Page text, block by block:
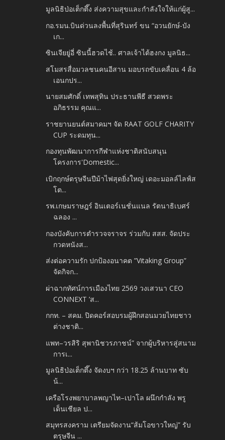
มูลนิธิป่อเต็กตึ๊ง ส่งความสุขและกำลังใจให้แก่ผู้สู...
กอ.รมน.บินด่วนลงพื้นที่สุรินทร์ ขน “อวนยักษ์-บัง
เก...
ซินเจียยู่อี่ ซินนี้ฮวดไช้.. ศาลเจ้าไต้ฮงกง มูลนิธ...
สโมสรสื่อมวลชนคนอีสาน มอบรถขับเคลื่อน 4 ล้อ
เอนกปร...
นายสมศักดิ์ เทพสุทิน ประธานพีธี สวดพระ
อภิธรรม คุณแ...
ราชยานยนต์สมาคมฯ จัด RAAT GOLF CHARITY
CUP ระดมทุน...
กองทุนพัฒนาการกีฬาแห่งชาติสนับสนุน
โครงการ'Domestic...
เบิกฤกษ์ตรุษจีนปีม้าไฟสุดยิ่งใหญ่ เดอะมอลล์ไลฟ์ส
โต...
รพ.เกษมราษฎร์ อินเตอร์เนชั่นแนล รัตนาธิเบศร์
ฉลอง ...
กองบังคับการตำรวจจราจร ร่วมกับ สสส. จัดประ
กวดหนังส...
ส่งต่อความรัก ปกป้องอนาคต ”Vitaking Group”
จัดกิจก...
ผ่าฉากทัศน์การเมืองไทย 2569 วงเสวนา CEO
CONNEXT ’ส...
กกท. – สคม. ปิดคอร์สอบรมผู้ฝึกสอนมวยไทยชาว
ต่างชาติ...
แพท–วรสิริ สุพานิชวรภาชน์” จากผู้บริหารสู่สนาม
การเ...
มูลนิธิป่อเต็กตึ๊ง จัดงบฯ กว่า 18.25 ล้านบาท ซับ
น้...
เครือโรงพยาบาลพญาไท–เปาโล ผนึกกำลัง พรู
เด็นเชียล ป...
สมุทรสงคราม เตรียมจัดงาน“ส้มโอขาวใหญ่” รับ
ตรุษจีน ...